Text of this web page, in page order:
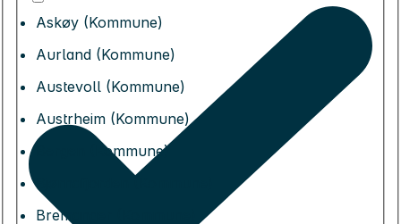
Askøy (Kommune)
Aurland (Kommune)
Austevoll (Kommune)
Austrheim (Kommune)
Bergen (Kommune)
Bjørnafjorden (Kommune)
Bremanger (Kommune)